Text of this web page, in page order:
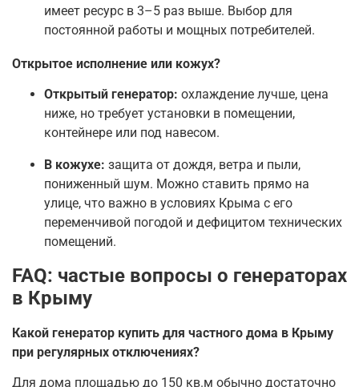
имеет ресурс в 3–5 раз выше. Выбор для
постоянной работы и мощных потребителей.
Открытое исполнение или кожух?
Открытый генератор: охлаждение лучше, цена
ниже, но требует установки в помещении,
контейнере или под навесом.
В кожухе: защита от дождя, ветра и пыли,
пониженный шум. Можно ставить прямо на
улице, что важно в условиях Крыма с его
переменчивой погодой и дефицитом технических
помещений.
FAQ: частые вопросы о генераторах
в Крыму
Какой генератор купить для частного дома в Крыму
при регулярных отключениях?
Для дома площадью до 150 кв.м обычно достаточно